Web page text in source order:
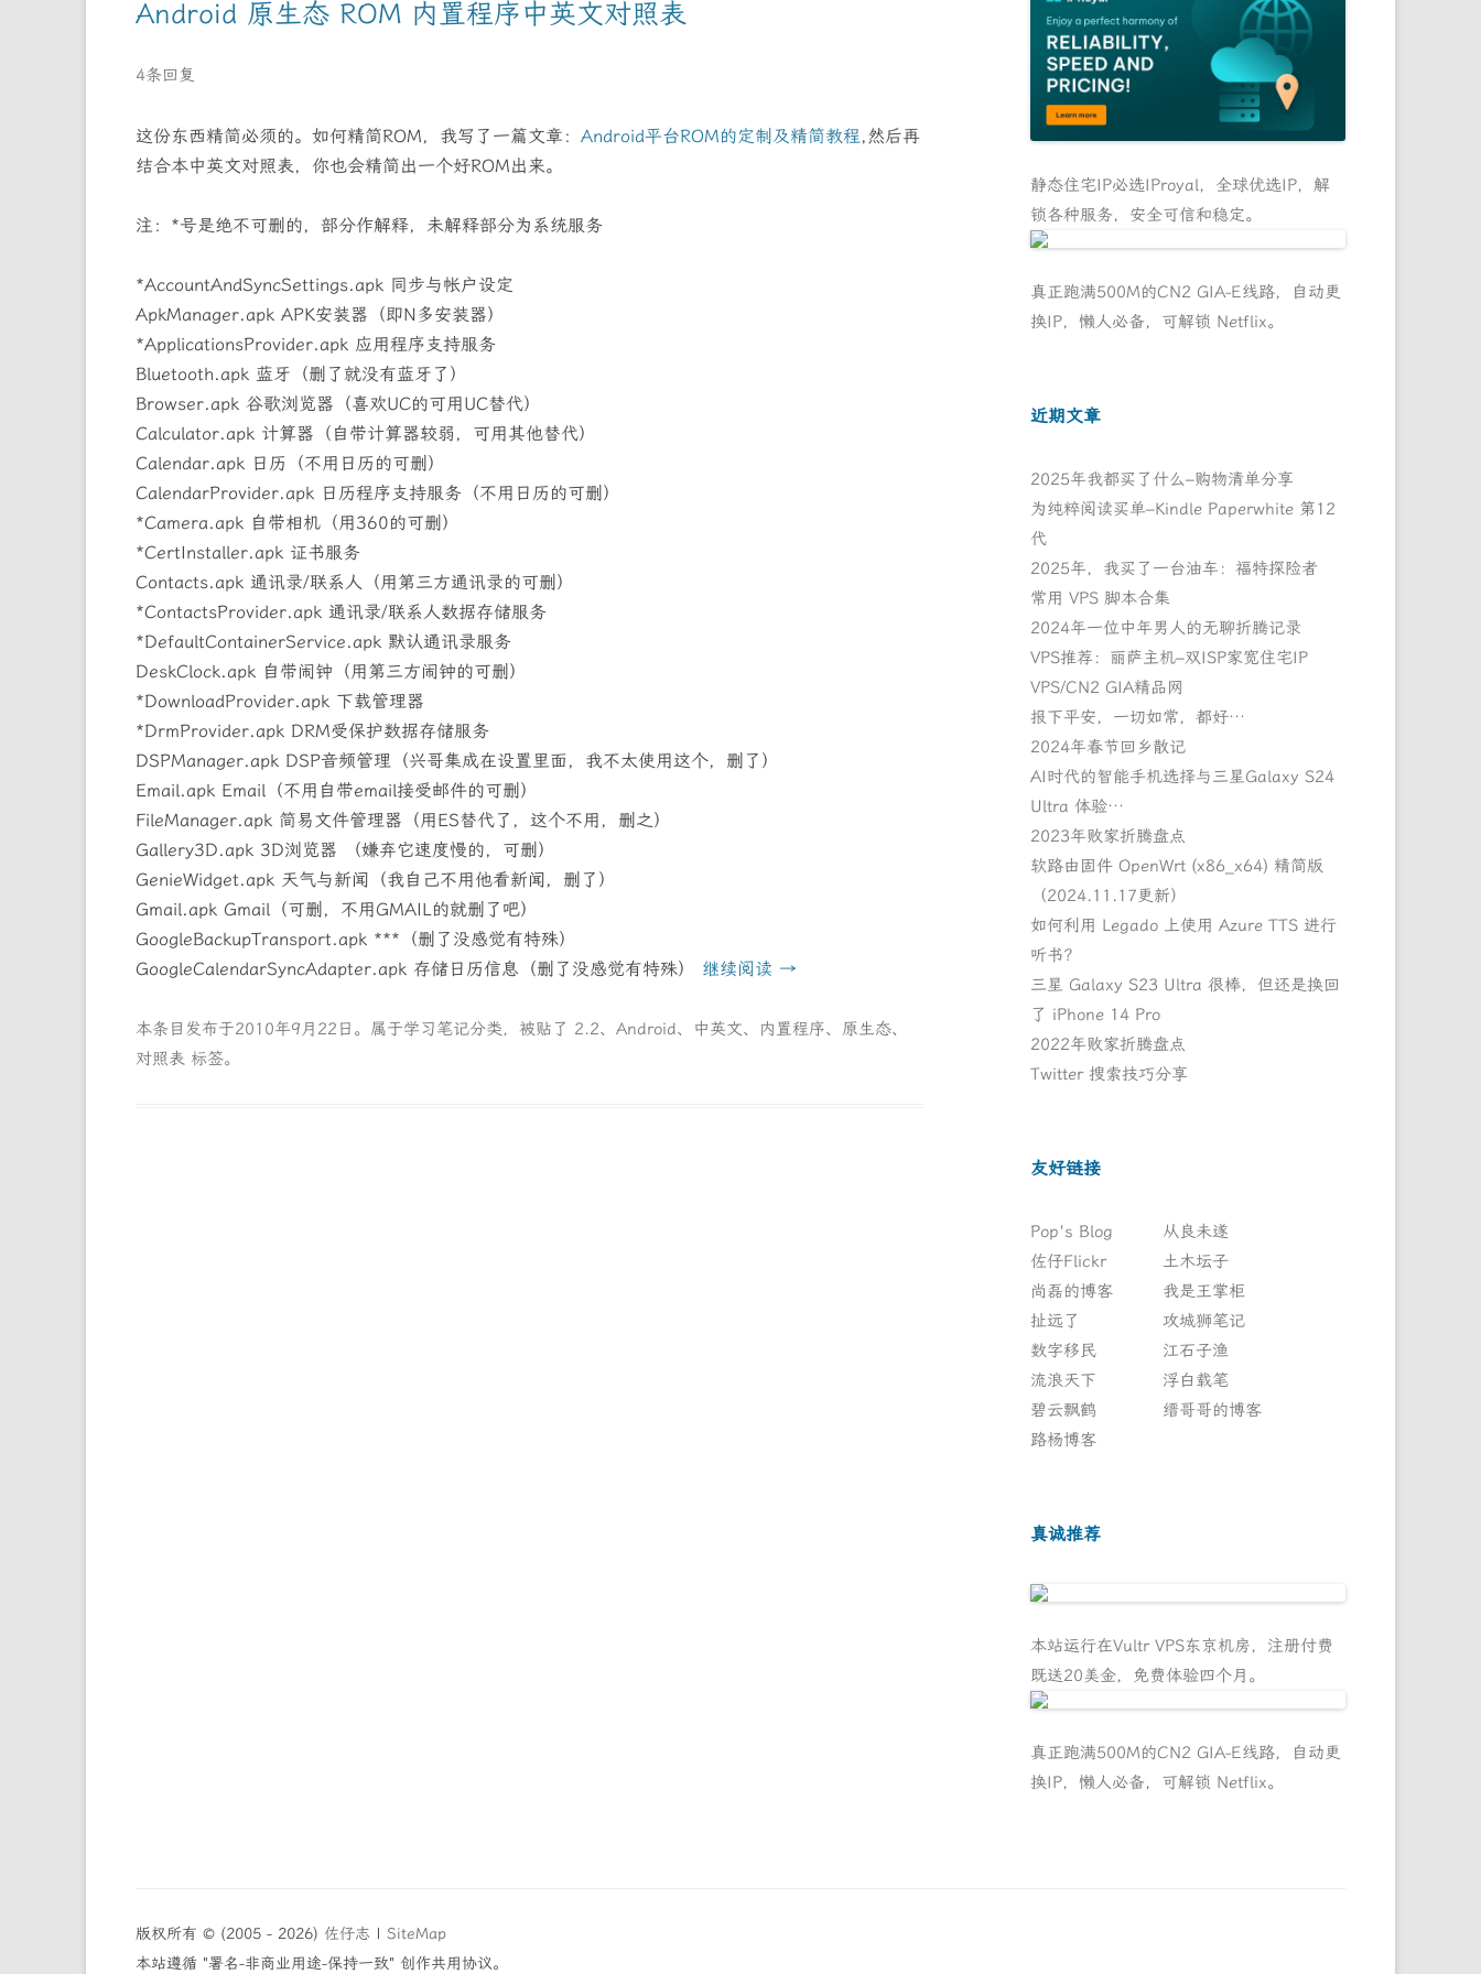
Android 原生态 ROM 内置程序中英文对照表
4条回复
这份东西精简必须的。如何精简ROM，我写了一篇文章：Android平台ROM的定制及精简教程,然后再
结合本中英文对照表，你也会精简出一个好ROM出来。
注：*号是绝不可删的，部分作解释，未解释部分为系统服务
*AccountAndSyncSettings.apk 同步与帐户设定
ApkManager.apk APK安装器（即N多安装器）
*ApplicationsProvider.apk 应用程序支持服务
Bluetooth.apk 蓝牙（删了就没有蓝牙了）
Browser.apk 谷歌浏览器（喜欢UC的可用UC替代）
Calculator.apk 计算器（自带计算器较弱，可用其他替代）
Calendar.apk 日历（不用日历的可删）
CalendarProvider.apk 日历程序支持服务（不用日历的可删）
*Camera.apk 自带相机（用360的可删）
*CertInstaller.apk 证书服务
Contacts.apk 通讯录/联系人（用第三方通讯录的可删）
*ContactsProvider.apk 通讯录/联系人数据存储服务
*DefaultContainerService.apk 默认通讯录服务
DeskClock.apk 自带闹钟（用第三方闹钟的可删）
*DownloadProvider.apk 下载管理器
*DrmProvider.apk DRM受保护数据存储服务
DSPManager.apk DSP音频管理（兴哥集成在设置里面，我不太使用这个，删了）
Email.apk Email（不用自带email接受邮件的可删）
FileManager.apk 简易文件管理器（用ES替代了，这个不用，删之）
Gallery3D.apk 3D浏览器 （嫌弃它速度慢的，可删）
GenieWidget.apk 天气与新闻（我自己不用他看新闻，删了）
Gmail.apk Gmail（可删，不用GMAIL的就删了吧）
GoogleBackupTransport.apk ***（删了没感觉有特殊）
GoogleCalendarSyncAdapter.apk 存储日历信息（删了没感觉有特殊） 继续阅读 →
本条目发布于2010年9月22日 。属于学习笔记分类，被贴了 2.2、Android、 中英文、 内置程序、 原生态、
对照表 标签。
静态住宅IP必选IProyal，全球优选IP，解
锁各种服务，安全可信和稳定。
真正跑满500M的CN2 GIA-E线路，自动更
换IP，懒人必备，可解锁 Netflix。
近期文章
2025年我都买了什么–购物清单分享
为纯粹阅读买单–Kindle Paperwhite 第12
代
2025年，我买了一台油车：福特探险者
常用 VPS 脚本合集
2024年一位中年男人的无聊折腾记录
VPS推荐：丽萨主机–双ISP家宽住宅IP
VPS/CN2 GIA精品网
报下平安，一切如常，都好…
2024年春节回乡散记
AI时代的智能手机选择与三星Galaxy S24
Ultra 体验…
2023年败家折腾盘点
软路由固件 OpenWrt (x86_x64) 精简版
（2024.11.17更新）
如何利用 Legado 上使用 Azure TTS 进行
听书？
三星 Galaxy S23 Ultra 很棒，但还是换回
了 iPhone 14 Pro
2022年败家折腾盘点
Twitter 搜索技巧分享
友好链接
Pop's Blog
从良未遂
佐仔Flickr
土木坛子
尚磊的博客
我是王掌柜
扯远了
攻城狮笔记
数字移民
江石子渔
流浪天下
浮白载笔
碧云飘鹤
缙哥哥的博客
路杨博客
真诚推荐
本站运行在Vultr VPS东京机房，注册付费
既送20美金，免费体验四个月。
真正跑满500M的CN2 GIA-E线路，自动更
换IP，懒人必备，可解锁 Netflix。
版权所有 © (2005 - 2026)佐仔志 |SiteMap
本站遵循 "署名-非商业用途-保持一致" 创作共用协议。